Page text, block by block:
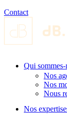
Contact
Qui sommes-
Nos
Nos
Nous
Nos